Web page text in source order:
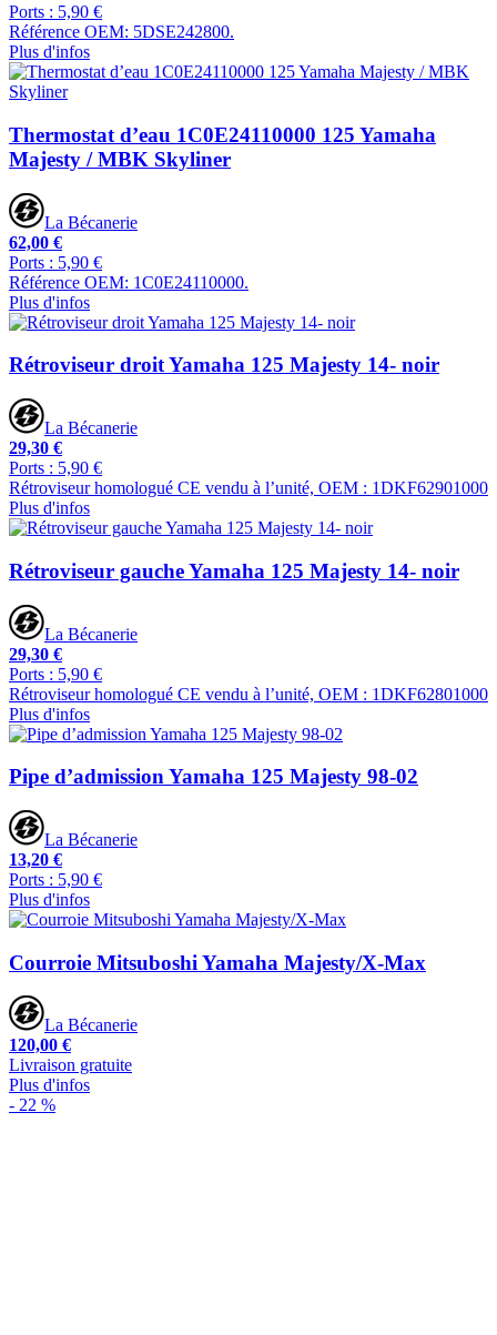
Ports : 5,90 €
Référence OEM: 5DSE242800.
Plus d'infos
Thermostat d’eau 1C0E24110000 125 Yamaha
Majesty / MBK Skyliner
La Bécanerie
62,00 €
Ports : 5,90 €
Référence OEM: 1C0E24110000.
Plus d'infos
Rétroviseur droit Yamaha 125 Majesty 14- noir
La Bécanerie
29,30 €
Ports : 5,90 €
Rétroviseur homologué CE vendu à l’unité, OEM : 1DKF62901000
Plus d'infos
Rétroviseur gauche Yamaha 125 Majesty 14- noir
La Bécanerie
29,30 €
Ports : 5,90 €
Rétroviseur homologué CE vendu à l’unité, OEM : 1DKF62801000
Plus d'infos
Pipe d’admission Yamaha 125 Majesty 98-02
La Bécanerie
13,20 €
Ports : 5,90 €
Plus d'infos
Courroie Mitsuboshi Yamaha Majesty/X-Max
La Bécanerie
120,00 €
Livraison gratuite
Plus d'infos
- 22 %